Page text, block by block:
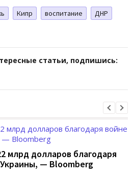
Кипр воспитание
ДНР
статьи, подпишись:
млрд долларов благодаря
— Bloomberg